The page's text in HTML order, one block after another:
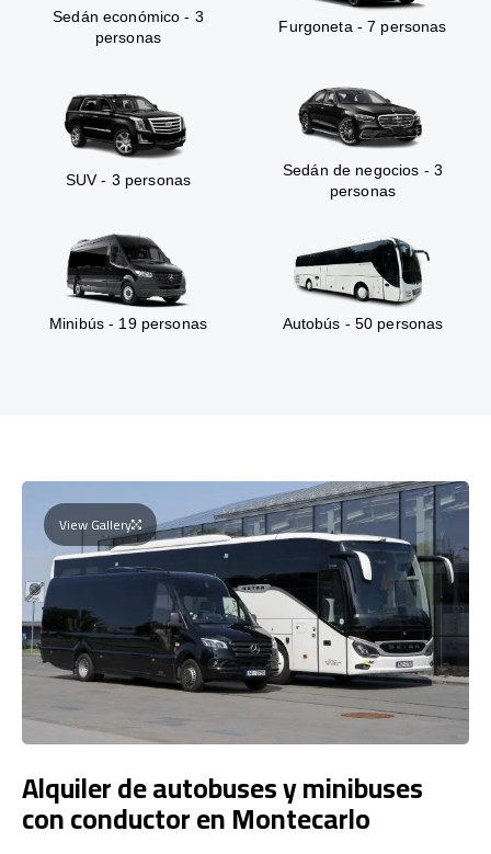
Sedán económico - 3
personas
Furgoneta - 7 personas
SUV - 3 personas
Sedán de negocios - 3
personas
Minibús - 19 personas Autobús - 50 personas
View Gallery
Alquiler de autobuses y minibuses
con conductor en Montecarlo